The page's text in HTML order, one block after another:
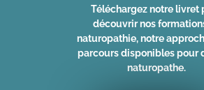
Téléchargez notre livret
découvrir nos
naturopathie, notre
parcours disponibles pour
naturopathe.